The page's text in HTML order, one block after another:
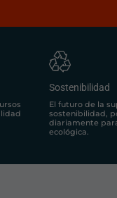
Sostenibilidad
El futuro de la
sostenibilidad,
diariamente
ecológica.